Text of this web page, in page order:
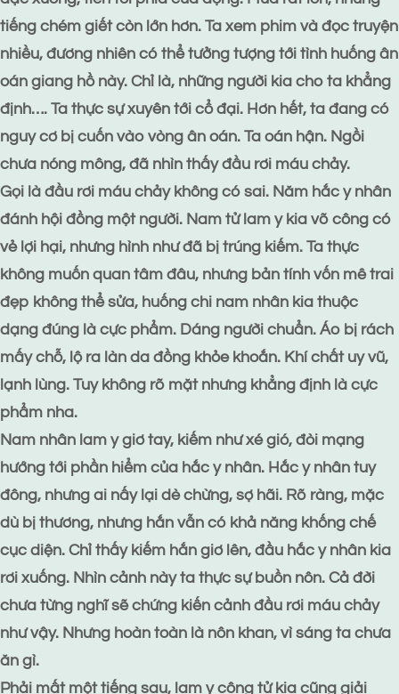
tiếng chém giết còn lớn hơn. Ta xem phim và đọc truyện
nhiều, đương nhiên có thể tưởng tượng tới tình huống ân
oán giang hồ này. Chỉ là, những người kia cho ta khẳng
định…. Ta thực sự xuyên tới cổ đại. Hơn hết, ta đang có
nguy cơ bị cuốn vào vòng ân oán. Ta oán hận. Ngồi
chưa nóng mông, đã nhìn thấy đầu rơi máu chảy.
Gọi là đầu rơi máu chảy không có sai. Năm hắc y nhân
đánh hội đồng một người. Nam tử lam y kia võ công có
vẻ lợi hại, nhưng hình như đã bị trúng kiếm. Ta thực
không muốn quan tâm đâu, nhưng bản tính vốn mê trai
đẹp không thể sửa, huống chi nam nhân kia thuộc
dạng đúng là cực phẩm. Dáng người chuẩn. Áo bị rách
mấy chỗ, lộ ra làn da đồng khỏe khoắn. Khí chất uy vũ,
lạnh lùng. Tuy không rõ mặt nhưng khẳng định là cực
phẩm nha.
Nam nhân lam y giơ tay, kiếm như xé gió, đòi mạng
hướng tới phần hiểm của hắc y nhân. Hắc y nhân tuy
đông, nhưng ai nấy lại dè chừng, sợ hãi. Rõ ràng, mặc
dù bị thương, nhưng hắn vẫn có khả năng khống chế
cục diện. Chỉ thấy kiếm hắn giơ lên, đầu hắc y nhân kia
rơi xuống. Nhìn cảnh này ta thực sự buồn nôn. Cả đời
chưa từng nghĩ sẽ chứng kiến cảnh đầu rơi máu chảy
như vậy. Nhưng hoàn toàn là nôn khan, vì sáng ta chưa
ăn gì.
Phải mất một tiếng sau, lam y công tử kia cũng giải